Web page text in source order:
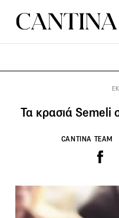
Τα κρασιά Semeli
CANTINA TEAM